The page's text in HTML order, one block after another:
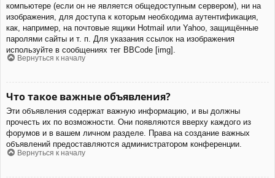
компьютере (если он не является общедоступным сервером), ни на
изображения, для доступа к которым необходима аутентификация,
как, например, на почтовые ящики Hotmail или Yahoo, защищённые
паролями сайты и т. п. Для указания ссылок на изображения
используйте в сообщениях тег BBCode [img].
Вернуться к началу
Что такое важные объявления?
Эти объявления содержат важную информацию, и вы должны
прочесть их по возможности. Они появляются вверху каждого из
форумов и в вашем личном разделе. Права на создание важных
объявлений предоставляются администратором конференции.
Вернуться к началу